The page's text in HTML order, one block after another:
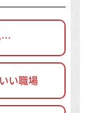
…
い職場